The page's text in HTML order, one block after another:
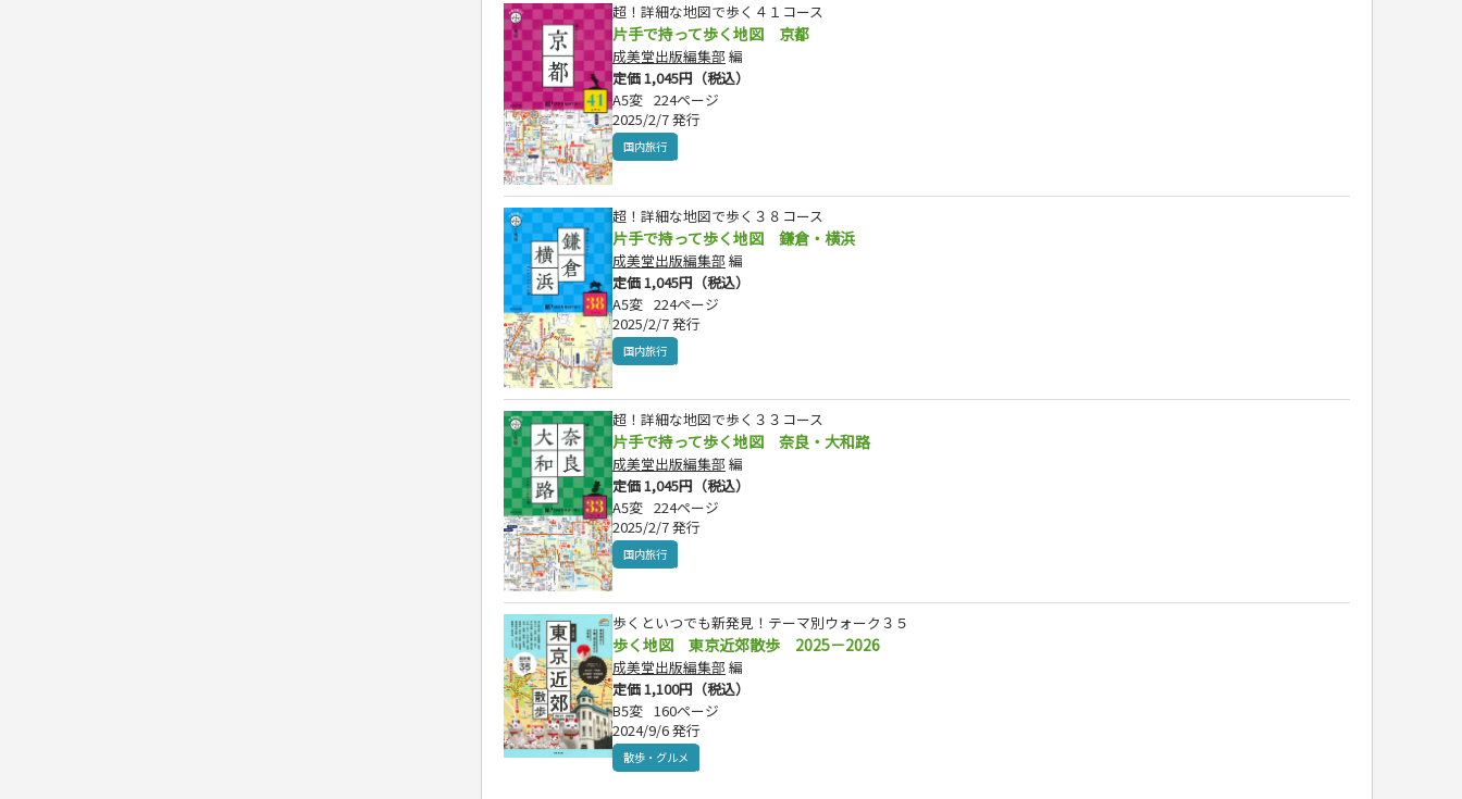
超！詳細な地図で歩く４１コース
片手で持って歩く地図 京都
成美堂出版編集部 編
定価 1,045円（税込）
A5変 224ページ
2025/2/7 発行
国内旅行
超！詳細な地図で歩く３８コース
片手で持って歩く地図 鎌倉・横浜
成美堂出版編集部 編
定価 1,045円（税込）
A5変 224ページ
2025/2/7 発行
国内旅行
超！詳細な地図で歩く３３コース
片手で持って歩く地図 奈良・大和路
成美堂出版編集部 編
定価 1,045円（税込）
A5変 224ページ
2025/2/7 発行
国内旅行
歩くといつでも新発見！テーマ別ウォーク３５
歩く地図 東京近郊散歩 2025－2026
成美堂出版編集部 編
定価 1,100円（税込）
B5変 160ページ
2024/9/6 発行
散歩・グルメ